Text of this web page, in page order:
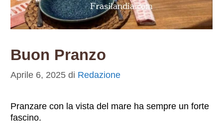
Buon Pranzo
Aprile 6, 2025 di Redazione
Pranzare con la vista del mare ha sempre un forte
fascino.